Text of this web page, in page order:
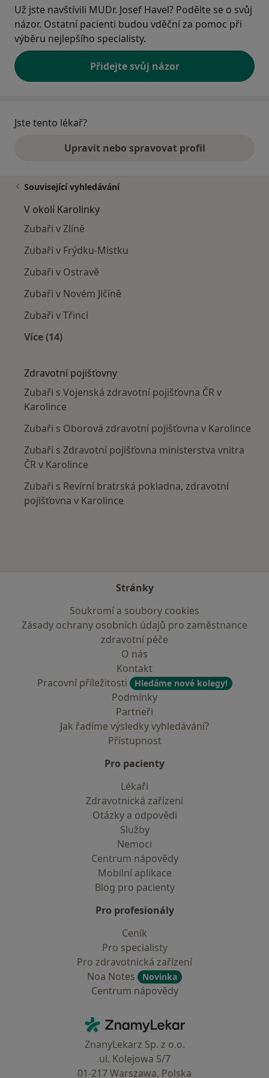
Už jste navštívili MUDr. Josef Havel? Podělte se o svůj
názor. Ostatní pacienti budou vděční za pomoc při
výběru nejlepšího specialisty.
Přidejte svůj názor
Jste tento lékař?
Upravit nebo spravovat profil
Související vyhledávání
V okolí Karolinky
Zubaři v Zlíně
Zubaři v Frýdku-Místku
Zubaři v Ostravě
Zubaři v Novém Jičíně
Zubaři v Třinci
Více (14)
Zdravotní pojišťovny
Zubaři s Vojenská zdravotní pojišťovna ČR v
Karolince
Zubaři s Oborová zdravotní pojišťovna v Karolince
Zubaři s Zdravotní pojišťovna ministerstva vnitra
ČR v Karolince
Zubaři s Revírní bratrská pokladna, zdravotní
pojišťovna v Karolince
Stránky
Soukromí a soubory cookies
Zásady ochrany osobních údajů pro zaměstnance
zdravotní péče
O nás
Kontakt
Pracovní příležitosti
Hledáme nové kolegy!
Podmínky
Partneři
Jak řadíme výsledky vyhledávání?
Přístupnost
Pro pacienty
Lékaři
Zdravotnická zařízení
Otázky a odpovědi
Služby
Nemoci
Centrum nápovědy
Mobilní aplikace
Blog pro pacienty
Pro profesionály
Ceník
Pro specialisty
Pro zdravotnická zařízení
Noa Notes
Novinka
Centrum nápovědy
ZnamyLekar - Hlavní stránka
ZnanyLekarz Sp. z o.o.
ul. Kolejowa 5/7
01-217 Warszawa, Polska